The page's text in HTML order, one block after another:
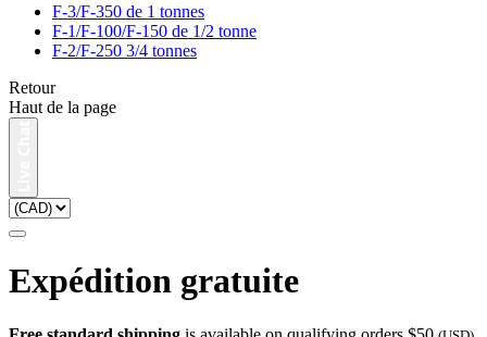
F-3/F-350 de 1 tonnes
F-1/F-100/F-150 de 1/2 tonne
F-2/F-250 3/4 tonnes
Retour
Haut de la page
Expédition gratuite